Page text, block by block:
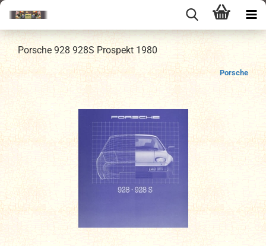
Porsche 928 928S Prospekt 1980
Porsche